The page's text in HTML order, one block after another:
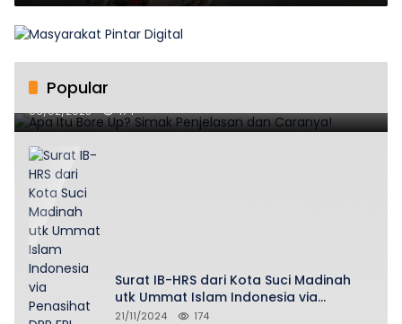
Popular
Apa Itu Bore Up? Simak Penjelasan dan Caranya!
06/02/2025 174
Surat IB-HRS dari Kota Suci Madinah
utk Ummat Islam Indonesia via
Penasihat DPP FPI Asy-Syeikh KH Buya
21/11/2024 174